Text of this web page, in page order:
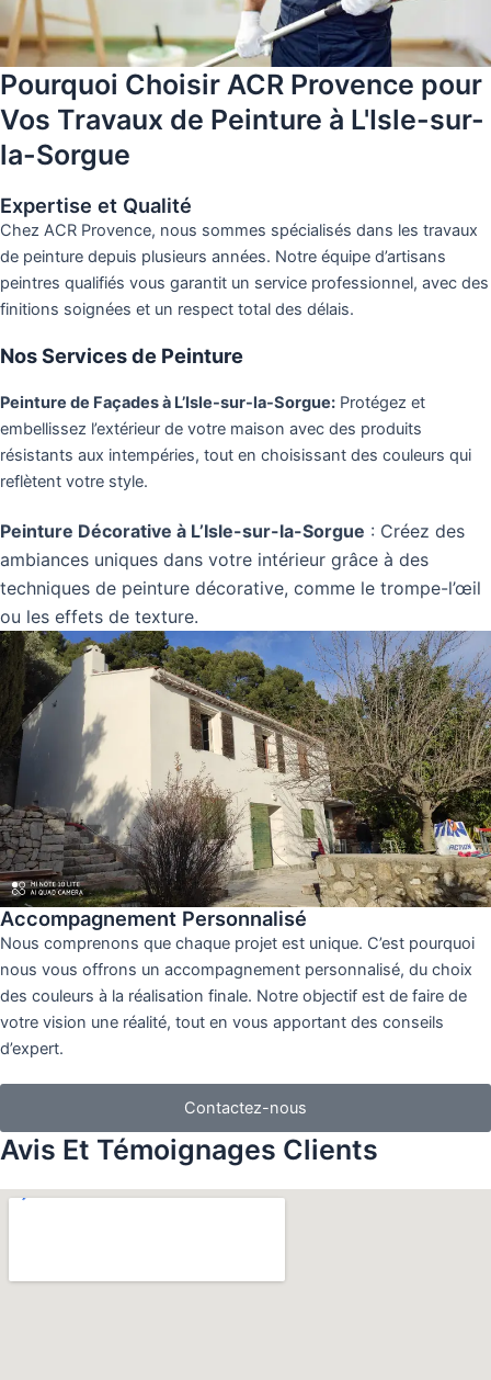
Pourquoi Choisir ACR Provence pour
Vos Travaux de Peinture à L'Isle-sur-
la-Sorgue
Expertise et Qualité
Chez ACR Provence, nous sommes spécialisés dans les travaux
de peinture depuis plusieurs années. Notre équipe d’artisans
peintres qualifiés vous garantit un service professionnel, avec des
finitions soignées et un respect total des délais.
Nos Services de Peinture
Peinture de Façades à L’Isle-sur-la-Sorgue: Protégez et
embellissez l’extérieur de votre maison avec des produits
résistants aux intempéries, tout en choisissant des couleurs qui
reflètent votre style.
Peinture Décorative à L’Isle-sur-la-Sorgue : Créez des
ambiances uniques dans votre intérieur grâce à des
techniques de peinture décorative, comme le trompe-l’œil
ou les effets de texture.
Accompagnement Personnalisé
Nous comprenons que chaque projet est unique. C’est pourquoi
nous vous offrons un accompagnement personnalisé, du choix
des couleurs à la réalisation finale. Notre objectif est de faire de
votre vision une réalité, tout en vous apportant des conseils
d’expert.
Contactez-nous
Avis Et Témoignages Clients